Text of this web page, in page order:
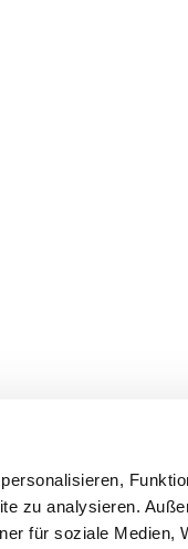
zu analysieren.
für soziale Medien,